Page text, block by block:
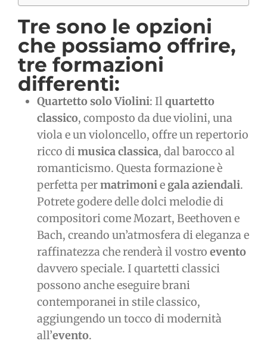
Tre sono le opzioni
che possiamo offrire,
tre formazioni
differenti:
Quartetto solo Violini: Ilquartetto
classico, composto da due violini, una
viola e un violoncello, offre un repertorio
ricco dimusica classica, dal barocco al
romanticismo. Questa formazione è
perfetta permatrimonie gala aziendali.
Potrete godere delle dolci melodie di
compositori come Mozart, Beethoven e
Bach, creando un’atmosfera di eleganza e
raffinatezza che renderà il vostro evento
davvero speciale. I quartetti classici
possono anche eseguire brani
contemporanei in stile classico,
aggiungendo un tocco di modernità
all’evento.